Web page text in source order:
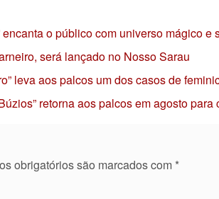
o público com universo mágico e
será lançado no Nosso Sarau
leva aos palcos um dos casos de
retorna aos palcos em agosto
obrigatórios são marcados com *